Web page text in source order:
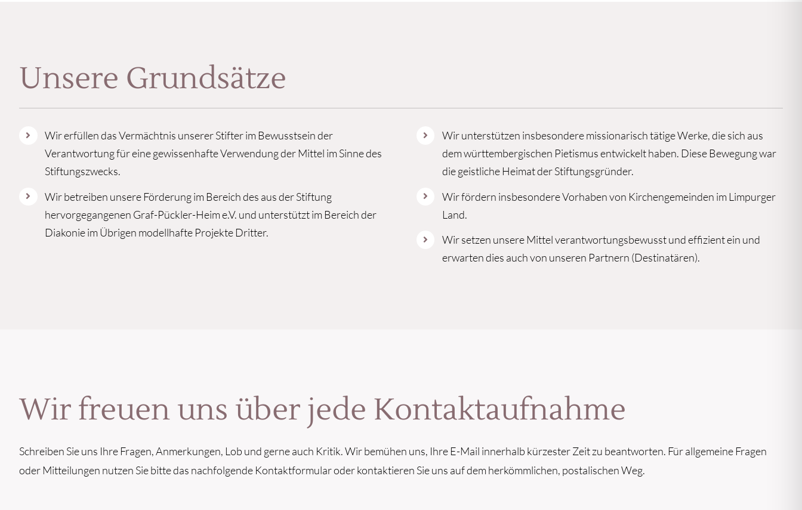
Unsere Grundsätze
Wir erfüllen das Vermächtnis unserer Stifter im Bewusstsein der
Verantwortung für eine gewissenhafte Verwendung der Mittel im Sinne des
Stiftungszwecks.
Wir betreiben unsere Förderung im Bereich des aus der Stiftung
hervorgegangenen Graf-Pückler-Heim e.V. und unterstützt im Bereich der
Diakonie im Übrigen modellhafte Projekte Dritter.
Wir unterstützen insbesondere missionarisch tätige Werke, die sich aus
dem württembergischen Pietismus entwickelt haben. Diese Bewegung war
die geistliche Heimat der Stiftungsgründer.
Wir fördern insbesondere Vorhaben von Kirchengemeinden im Limpurger
Land.
Wir setzen unsere Mittel verantwortungsbewusst und effizient ein und
erwarten dies auch von unseren Partnern (Destinatären).
Wir freuen uns über jede Kontaktaufnahme
Schreiben Sie uns Ihre Fragen, Anmerkungen, Lob und gerne auch Kritik. Wir bemühen uns, Ihre E-Mail innerhalb kürzester Zeit zu beantworten. Für allgemeine Fragen
oder Mitteilungen nutzen Sie bitte das nachfolgende Kontaktformular oder kontaktieren Sie uns auf dem herkömmlichen, postalischen Weg.